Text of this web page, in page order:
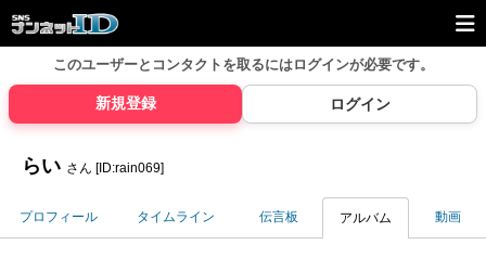
このユーザーとコンタクトを取るにはログインが必要です。
新規登録 ログイン
らい さん [ID:rain069]
プロフィール タイムライン 伝言板 アルバム 動画